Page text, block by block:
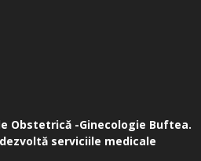
Obstetrică -Ginecologie Buftea.
serviciile medicale